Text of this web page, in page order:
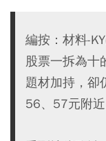
編按：材料-
股票一拆為十
題材加持，卻
56、57元附近